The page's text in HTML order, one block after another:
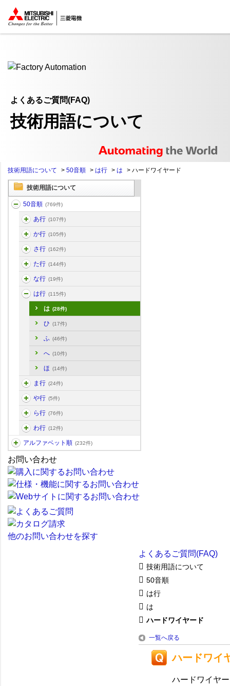
ここから本文
よくあるご質問(FAQ)
技術用語について
技術用語について > 50音順 > は行 > は > ハードワイヤード
技術用語について
50音順 (769件)
あ行 (107件)
か行 (105件)
さ行 (162件)
た行 (144件)
な行 (19件)
は行 (115件)
は (28件)
ひ (17件)
ふ (46件)
へ (10件)
ほ (14件)
ま行 (24件)
や行 (5件)
ら行 (76件)
わ行 (12件)
アルファベット順 (232件)
お問い合わせ
他のお問い合わせを探す
よくあるご質問(FAQ)
技術用語について
50音順
は行
は
ハードワイヤード
一覧へ戻る
ハードワイ
ハードワイヤ